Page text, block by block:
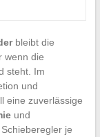
bleibt die
wenn die
steht. Im
und
eine zuverlässige
und
je